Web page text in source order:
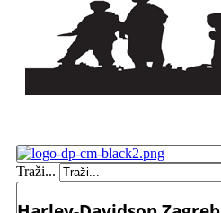
Traži...